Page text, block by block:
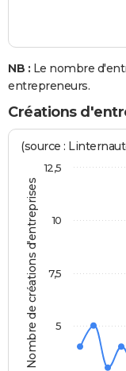
NB : Le nombre
entrepreneurs.
Créations
Nombre de créations d'entreprises
(source :
5
7,5
10
12,5